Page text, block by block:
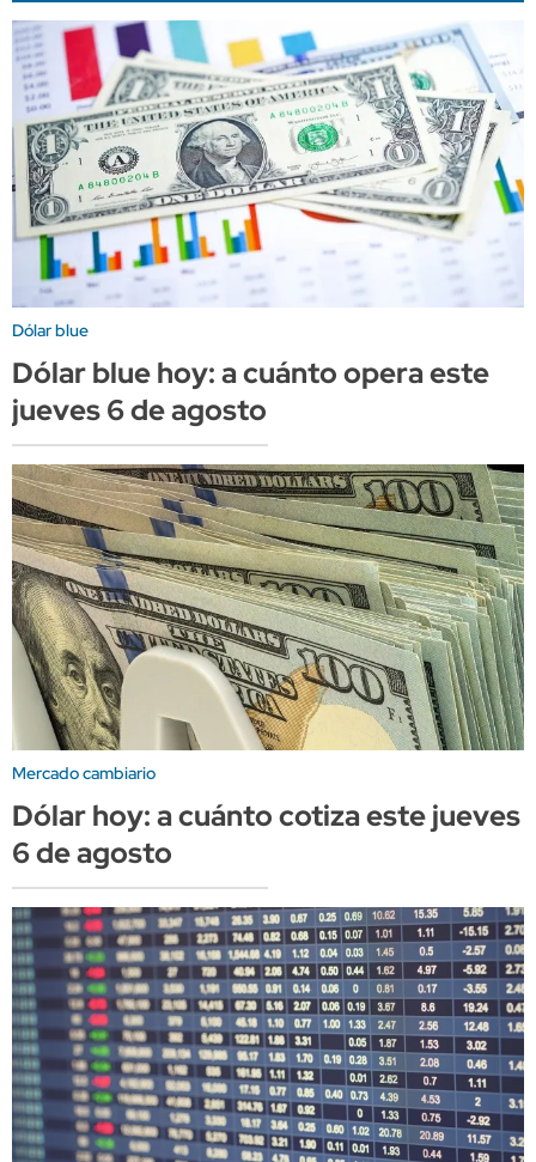
Dólar blue
Dólar blue hoy: a cuánto opera este
jueves 6 de agosto
Mercado cambiario
Dólar hoy: a cuánto cotiza este jueves
6 de agosto